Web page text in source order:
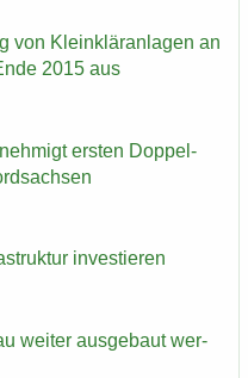
von Klein­klär­an­la­gen an
2015 aus
ers­ten Dop­pel­
in­ves­tie­ren
wei­ter aus­ge­baut wer­